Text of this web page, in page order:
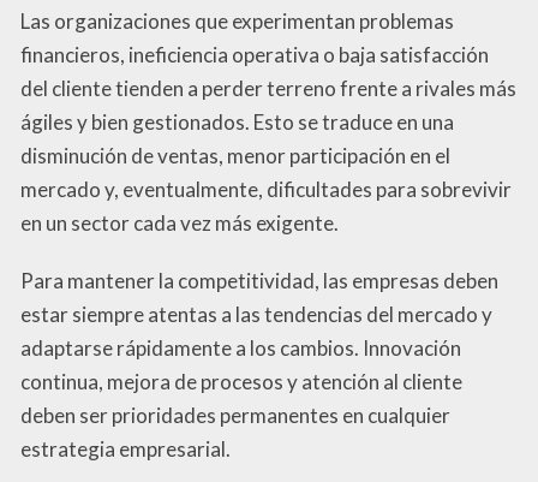
Las organizaciones que experimentan problemas
financieros, ineficiencia operativa o baja satisfacción
del cliente tienden a perder terreno frente a rivales más
ágiles y bien gestionados. Esto se traduce en una
disminución de ventas, menor participación en el
mercado y, eventualmente, dificultades para sobrevivir
en un sector cada vez más exigente.
Para mantener la competitividad, las empresas deben
estar siempre atentas a las tendencias del mercado y
adaptarse rápidamente a los cambios. Innovación
continua, mejora de procesos y atención al cliente
deben ser prioridades permanentes en cualquier
estrategia empresarial.